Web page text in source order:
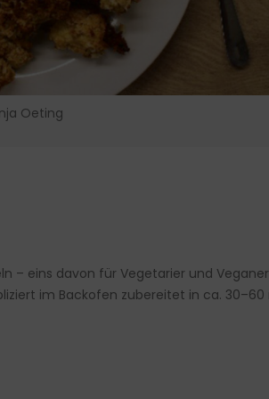
Oeting
– eins davon für Vegetarier und
im Backofen zubereitet in ca. 30–60